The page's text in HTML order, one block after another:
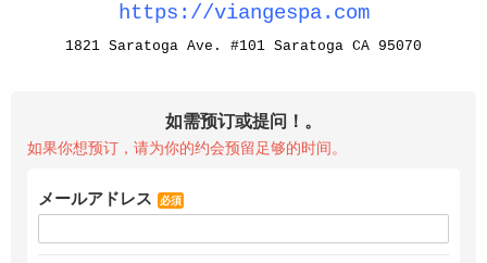
https://viangespa.com
1821 Saratoga Ave. #101 Saratoga CA 95070
如需预订或提问！。
如果你想预订，请为你的约会预留足够的时间。
メールアドレス 必須